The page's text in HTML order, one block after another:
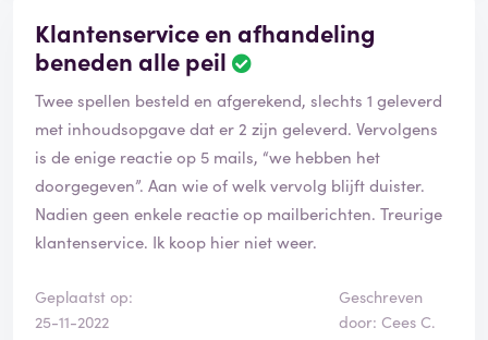
Klantenservice en afhandeling
beneden alle peil
Twee spellen besteld en afgerekend, slechts 1 geleverd
met inhoudsopgave dat er 2 zijn geleverd. Vervolgens
is de enige reactie op 5 mails, “we hebben het
doorgegeven”. Aan wie of welk vervolg blijft duister.
Nadien geen enkele reactie op mailberichten. Treurige
klantenservice. Ik koop hier niet weer.
Geplaatst op:
25-11-2022
Geschreven
door: Cees C.